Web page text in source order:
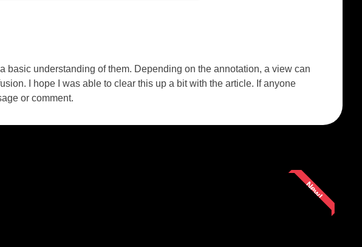
understanding of them. Depending on the annotation, a view can
I hope I was able to clear this up a bit with the article. If anyone
or comment.
New!